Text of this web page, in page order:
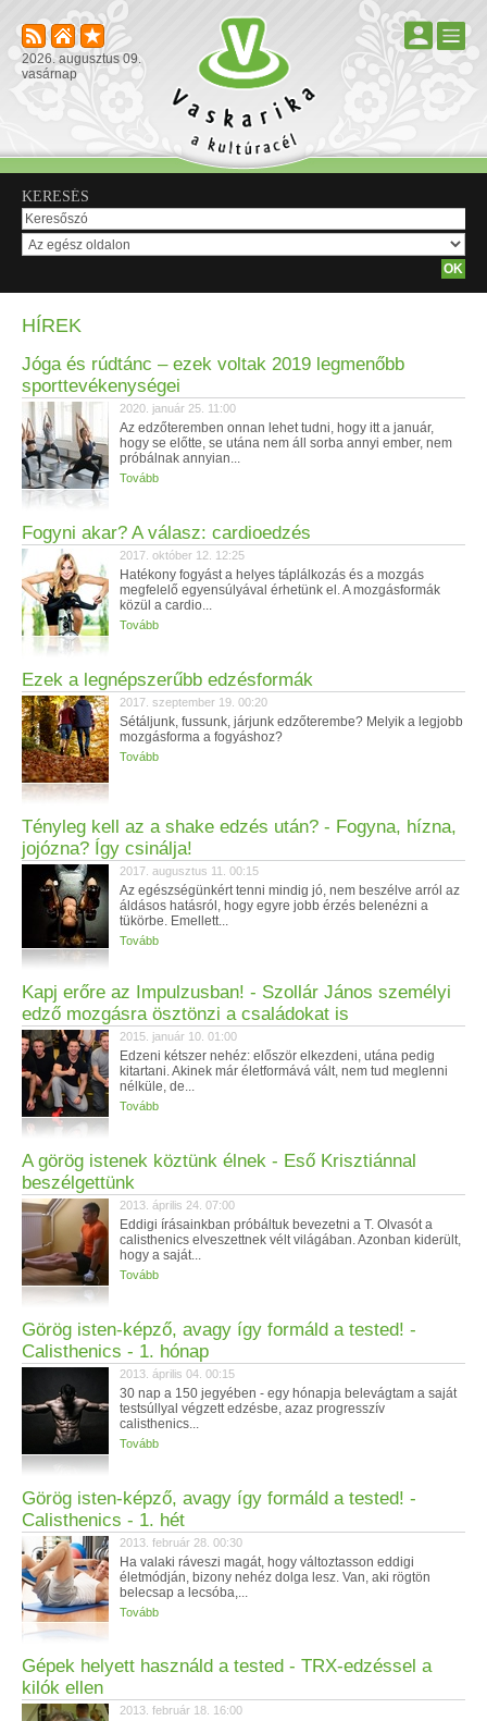
2026. augusztus 09.
vasárnap
KERESÉS
HÍREK
Jóga és rúdtánc – ezek voltak 2019 legmenőbb
sporttevékenységei
2020. január 25. 11:00
Az edzőteremben onnan lehet tudni, hogy itt a január,
hogy se előtte, se utána nem áll sorba annyi ember, nem
próbálnak annyian...
Tovább
Fogyni akar? A válasz: cardioedzés
2017. október 12. 12:25
Hatékony fogyást a helyes táplálkozás és a mozgás
megfelelő egyensúlyával érhetünk el. A mozgásformák
közül a cardio...
Tovább
Ezek a legnépszerűbb edzésformák
2017. szeptember 19. 00:20
Sétáljunk, fussunk, járjunk edzőterembe? Melyik a legjobb
mozgásforma a fogyáshoz?
Tovább
Tényleg kell az a shake edzés után? - Fogyna, hízna,
jojózna? Így csinálja!
2017. augusztus 11. 00:15
Az egészségünkért tenni mindig jó, nem beszélve arról az
áldásos hatásról, hogy egyre jobb érzés belenézni a
tükörbe. Emellett...
Tovább
Kapj erőre az Impulzusban! - Szollár János személyi
edző mozgásra ösztönzi a családokat is
2015. január 10. 01:00
Edzeni kétszer nehéz: először elkezdeni, utána pedig
kitartani. Akinek már életformává vált, nem tud meglenni
nélküle, de...
Tovább
A görög istenek köztünk élnek - Eső Krisztiánnal
beszélgettünk
2013. április 24. 07:00
Eddigi írásainkban próbáltuk bevezetni a T. Olvasót a
calisthenics elveszettnek vélt világában. Azonban kiderült,
hogy a saját...
Tovább
Görög isten-képző, avagy így formáld a tested! -
Calisthenics - 1. hónap
2013. április 04. 00:15
30 nap a 150 jegyében - egy hónapja belevágtam a saját
testsúllyal végzett edzésbe, azaz progresszív
calisthenics...
Tovább
Görög isten-képző, avagy így formáld a tested! -
Calisthenics - 1. hét
2013. február 28. 00:30
Ha valaki ráveszi magát, hogy változtasson eddigi
életmódján, bizony nehéz dolga lesz. Van, aki rögtön
belecsap a lecsóba,...
Tovább
Gépek helyett használd a tested - TRX-edzéssel a
kilók ellen
2013. február 18. 16:00